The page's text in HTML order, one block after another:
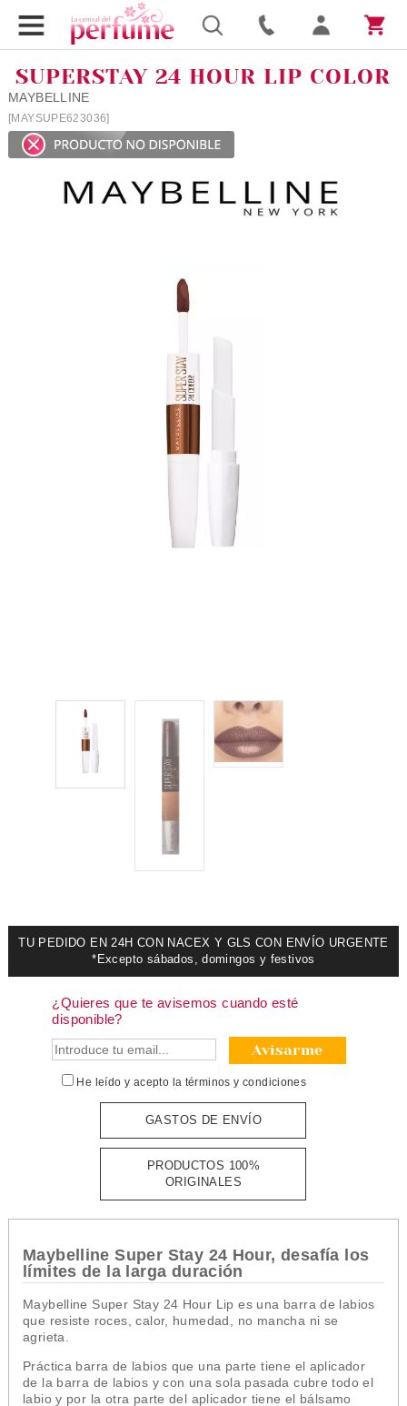
SUPERSTAY 24 HOUR LIP COLOR
MAYBELLINE
[MAYSUPE623036]
TU PEDIDO EN 24H CON NACEX Y GLS CON ENVÍO URGENTE
*Excepto sábados, domingos y festivos
¿Quieres que te avisemos cuando esté
disponible?
Avisarme
He leído y acepto la términos y condiciones
GASTOS DE ENVÍO
PRODUCTOS 100%
ORIGINALES
Maybelline Super Stay 24 Hour,desafía los
límites de la larga duración
Maybelline Super Stay 24 Hour Lip es una barra de labios
que resiste roces, calor, humedad, no mancha ni se
agrieta.
Práctica barra de labios que una parte tiene el aplicador
de la barra de labios y con una sola pasada cubre todo el
labio y por la otra parte del aplicador tiene el bálsamo